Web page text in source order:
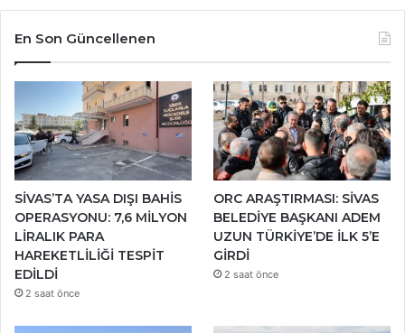
En Son Güncellenen
SİVAS’TA YASA DIŞI BAHİS
OPERASYONU: 7,6 MİLYON
LİRALIK PARA
HAREKETLİLİĞİ TESPİT
EDİLDİ
2 saat önce
ORC ARAŞTIRMASI: SİVAS
BELEDİYE BAŞKANI ADEM
UZUN TÜRKİYE’DE İLK 5’E
GİRDİ
2 saat önce